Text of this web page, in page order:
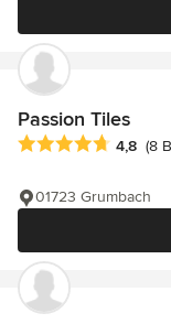
Passion Tiles
Durchschnittliche
4,8 (8
01723 Grumbach